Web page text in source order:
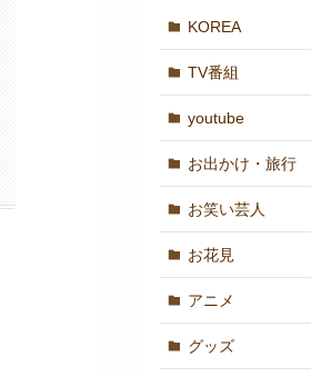
KOREA
TV番組
youtube
お出かけ・旅行
お笑い芸人
お花見
アニメ
グッズ